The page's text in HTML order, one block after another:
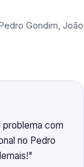
Gondim, João
problema com
no Pedro